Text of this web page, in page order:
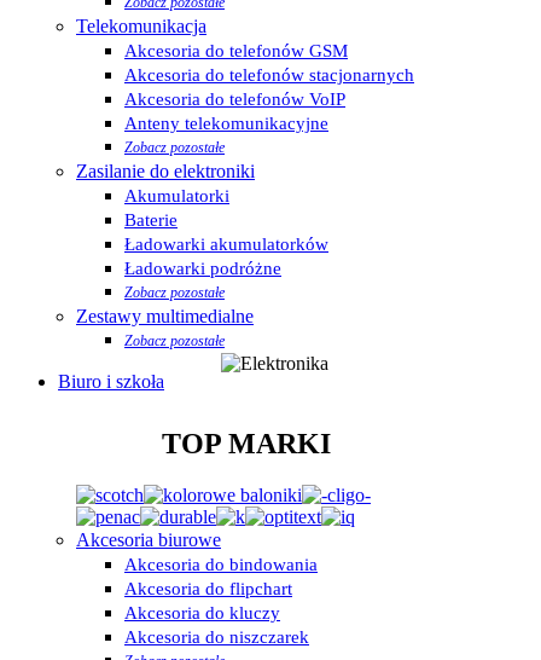
Telekomunikacja
Akcesoria do telefonów GSM
Akcesoria do telefonów stacjonarnych
Akcesoria do telefonów VoIP
Anteny telekomunikacyjne
Zobacz pozostałe
Zasilanie do elektroniki
Akumulatorki
Baterie
Ładowarki akumulatorków
Ładowarki podróżne
Zobacz pozostałe
Zestawy multimedialne
Zobacz pozostałe
Biuro i szkoła
TOP MARKI
Akcesoria biurowe
Akcesoria do bindowania
Akcesoria do flipchart
Akcesoria do kluczy
Akcesoria do niszczarek